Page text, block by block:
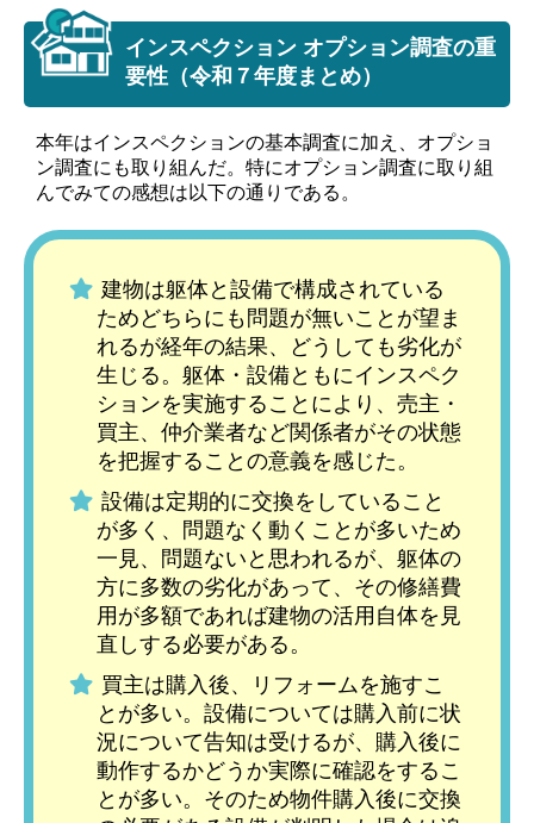
インスペクション オプション調査の重
要性（令和７年度まとめ）
本年はインスペクションの基本調査に加え、オプショ
ン調査にも取り組んだ。特にオプション調査に取り組
んでみての感想は以下の通りである。
建物は躯体と設備で構成されている
ためどちらにも問題が無いことが望ま
れるが経年の結果、どうしても劣化が
生じる。躯体・設備ともにインスペク
ションを実施することにより、売主・
買主、仲介業者など関係者がその状態
を把握することの意義を感じた。
設備は定期的に交換をしていること
が多く、問題なく動くことが多いため
一見、問題ないと思われるが、躯体の
方に多数の劣化があって、その修繕費
用が多額であれば建物の活用自体を見
直しする必要がある。
買主は購入後、リフォームを施すこ
とが多い。設備については購入前に状
況について告知は受けるが、購入後に
動作するかどうか実際に確認をするこ
とが多い。そのため物件購入後に交換